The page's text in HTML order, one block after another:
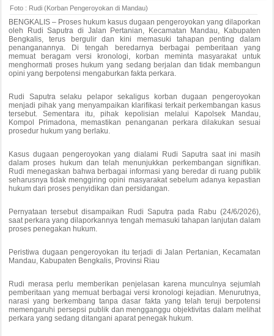
Foto : Rudi (Korban Pengeroyokan di Mandau)
BENGKALIS – Proses hukum kasus dugaan pengeroyokan yang dilaporkan
oleh Rudi Saputra di Jalan Pertanian, Kecamatan Mandau, Kabupaten
Bengkalis, terus bergulir dan kini memasuki tahapan penting dalam
penanganannya. Di tengah beredarnya berbagai pemberitaan yang
memuat beragam versi kronologi, korban meminta masyarakat untuk
menghormati proses hukum yang sedang berjalan dan tidak membangun
opini yang berpotensi mengaburkan fakta perkara.
Rudi Saputra selaku pelapor sekaligus korban dugaan pengeroyokan
menjadi pihak yang menyampaikan klarifikasi terkait perkembangan kasus
tersebut. Sementara itu, pihak kepolisian melalui Kapolsek Mandau,
Kompol Primadona, memastikan penanganan perkara dilakukan sesuai
prosedur hukum yang berlaku.
Kasus dugaan pengeroyokan yang dialami Rudi Saputra saat ini masih
dalam proses hukum dan telah menunjukkan perkembangan signifikan.
Rudi menegaskan bahwa berbagai informasi yang beredar di ruang publik
seharusnya tidak menggiring opini masyarakat sebelum adanya kepastian
hukum dari proses penyidikan dan persidangan.
Pernyataan tersebut disampaikan Rudi Saputra pada Rabu (24/6/2026),
saat perkara yang dilaporkannya tengah memasuki tahapan lanjutan dalam
proses penegakan hukum.
Peristiwa dugaan pengeroyokan itu terjadi di Jalan Pertanian, Kecamatan
Mandau, Kabupaten Bengkalis, Provinsi Riau
Rudi merasa perlu memberikan penjelasan karena munculnya sejumlah
pemberitaan yang memuat berbagai versi kronologi kejadian. Menurutnya,
narasi yang berkembang tanpa dasar fakta yang telah teruji berpotensi
memengaruhi persepsi publik dan mengganggu objektivitas dalam melihat
perkara yang sedang ditangani aparat penegak hukum.